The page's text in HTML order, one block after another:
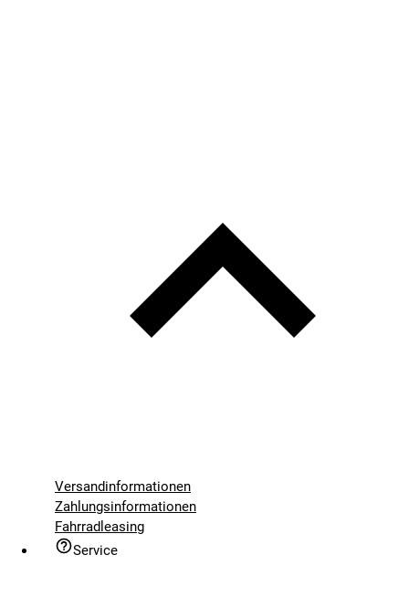
Versandinformationen
Zahlungsinformationen
Fahrradleasing
Service